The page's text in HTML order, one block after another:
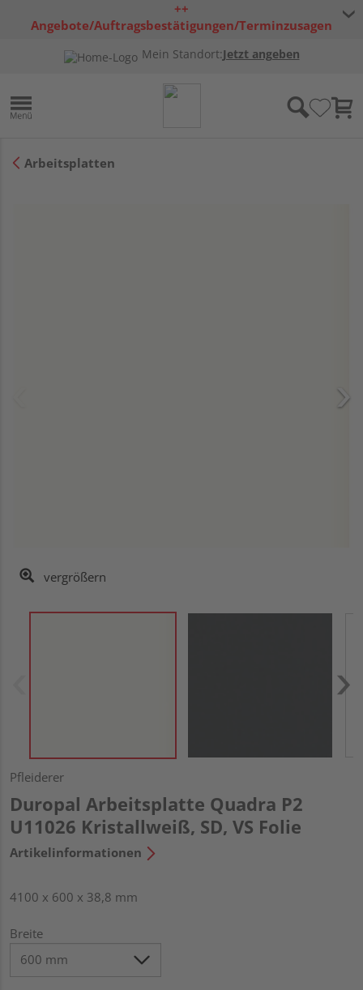
++
Angebote/Auftragsbestätigungen/Terminzusagen
Mein Standort:Jetzt angeben
Arbeitsplatten
vergrößern
Pfleiderer
Duropal Arbeitsplatte Quadra P2
U11026 Kristallweiß, SD, VS Folie
Artikelinformationen
4100 x 600 x 38,8 mm
Breite